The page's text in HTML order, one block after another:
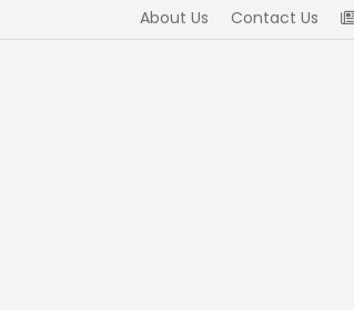
About Us Contact Us